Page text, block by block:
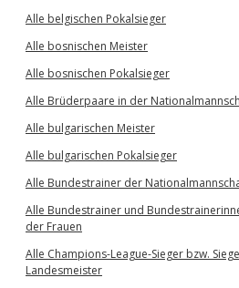
Alle belgischen Pokalsieger
Alle bosnischen Meister
Alle bosnischen Pokalsieger
Alle Brüderpaare in der
Alle bulgarischen Meister
Alle bulgarischen Pokalsieger
Alle Bundestrainer der
Alle Bundestrainer und
der Frauen
Alle Champions-League-Sieger bzw.
Landesmeister